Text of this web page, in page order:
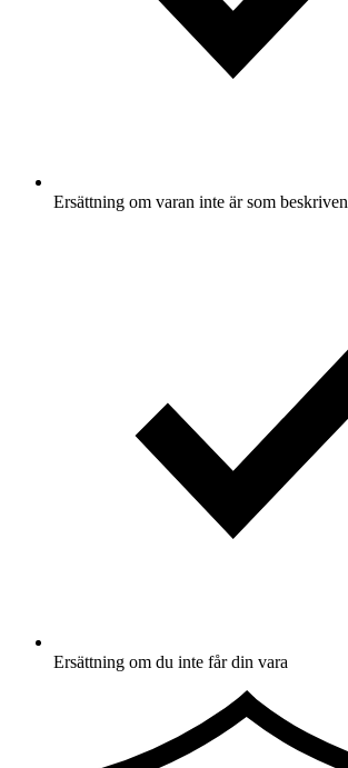
Ersättning om varan inte är som beskriven
Ersättning om du inte får din vara